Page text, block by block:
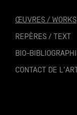
ŒUVRES / WORKS
REPÈRES / TEXT
BIO-
CONTACT DE